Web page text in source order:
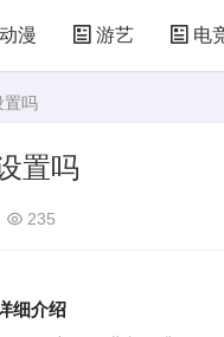
动漫 游艺 电
置吗
置吗
235
细介绍